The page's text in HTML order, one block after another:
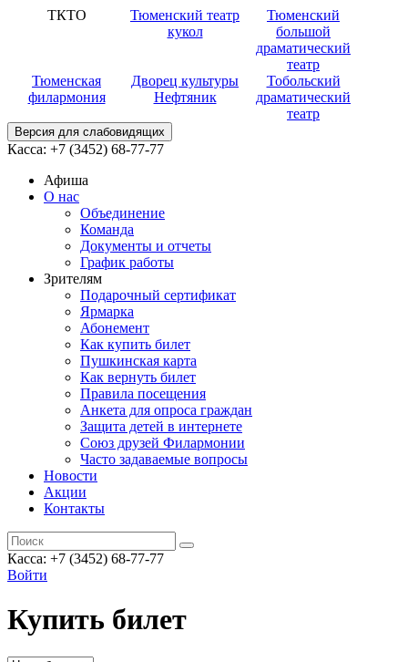
ТКТО
Тюменский театр
кукол
Тюменский
большой
драматический
театр
Тюменская
филармония
Дворец культуры
Нефтяник
Тобольский
драматический
театр
Версия для слабовидящих
Касса: +7 (3452) 68-77-77
Афиша
О нас
Объединение
Команда
Документы и отчеты
График работы
Зрителям
Подарочный сертификат
Ярмарка
Абонемент
Как купить билет
Пушкинская карта
Как вернуть билет
Правила посещения
Анкета для опроса граждан
Защита детей в интернете
Союз друзей Филармонии
Часто задаваемые вопросы
Новости
Акции
Контакты
Касса: +7 (3452) 68-77-77
Войти
Купить билет